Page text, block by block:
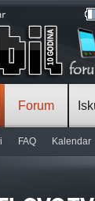
Forum
FAQ Kalendar